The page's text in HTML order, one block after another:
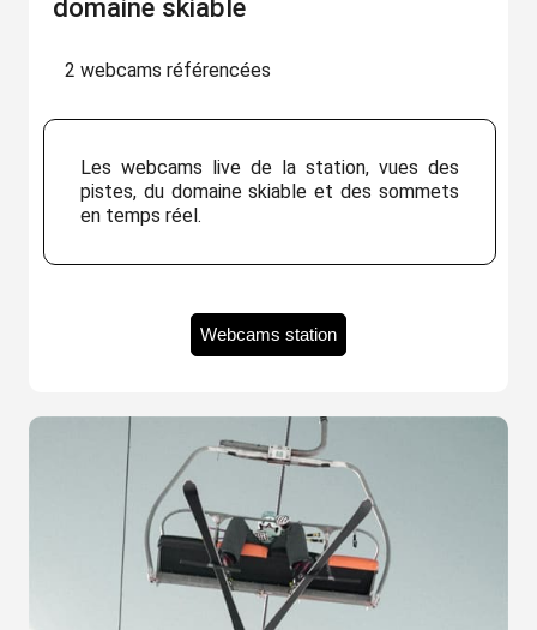
domaine skiable
2 webcams référencées
Les webcams live de la station, vues des
pistes, du domaine skiable et des sommets
en temps réel.
Webcams station